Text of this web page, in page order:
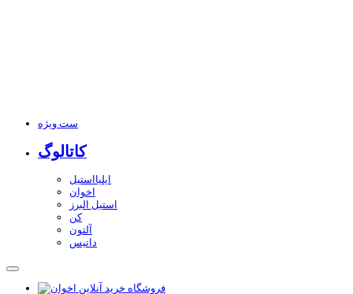
ست ویژه
کاتالوگ
ایلیااستیل
اخوان
استیل البرز
کن
آلتون
داتیس